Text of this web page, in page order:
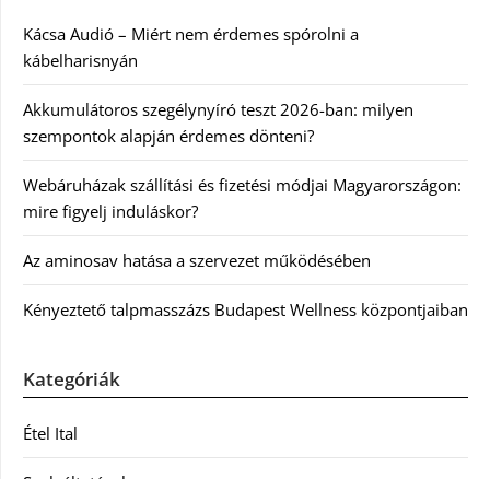
Kácsa Audió – Miért nem érdemes spórolni a
kábelharisnyán
Akkumulátoros szegélynyíró teszt 2026-ban: milyen
szempontok alapján érdemes dönteni?
Webáruházak szállítási és fizetési módjai Magyarországon:
mire figyelj induláskor?
Az aminosav hatása a szervezet működésében
Kényeztető talpmasszázs Budapest Wellness központjaiban
Kategóriák
Étel Ital